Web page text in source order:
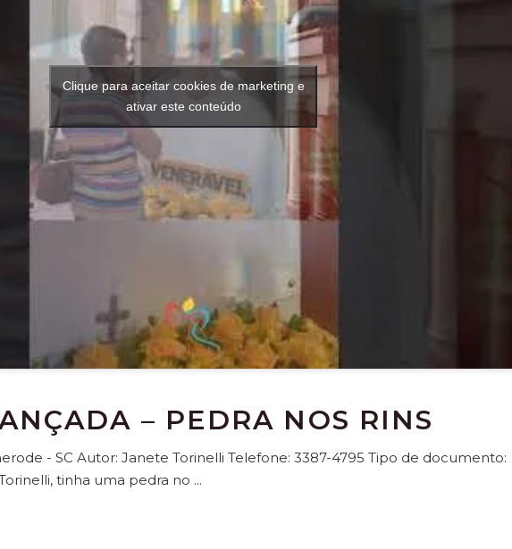
Clique para aceitar cookies de marketing e
ativar este conteúdo
– PEDRA NOS RINS
- SC Autor: Janete Torinelli Telefone: 3387-4795 Tipo de documento:
tinha uma pedra no